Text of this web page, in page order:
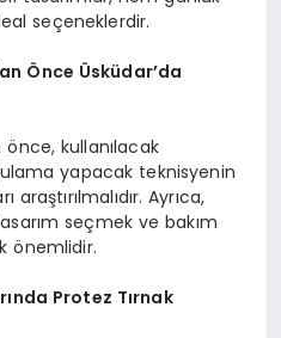
seçeneklerdir.
Önce Üsküdar’da
kullanılacak
yapacak teknisyenin
Ayrıca,
seçmek ve bakım
önemlidir.
Protez Tırnak